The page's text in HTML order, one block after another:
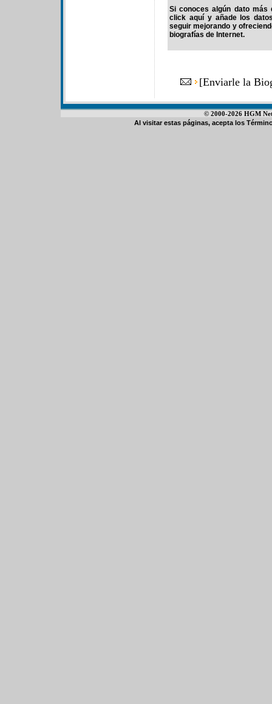
Si conoces algún dato
click aquí y añade los
seguir mejorando y
biografías de Internet.
[Enviarle la
© 2000-2026 HGM
Al visitar estas páginas, acepta los